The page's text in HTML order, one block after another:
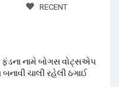
RECENT
નામે બોગસ વોટ્સએપ
ચાલી રહેલી ઠગાઈ